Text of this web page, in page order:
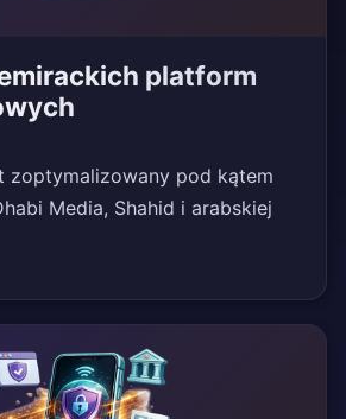
platform
zoptymalizowany pod kątem
Media, Shahid i arabskiej